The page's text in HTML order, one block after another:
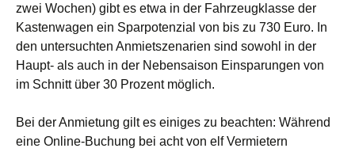
zwei Wochen) gibt es etwa in der Fahrzeugklasse der
Kastenwagen ein Sparpotenzial von bis zu 730 Euro. In
den untersuchten Anmietszenarien sind sowohl in der
Haupt- als auch in der Nebensaison Einsparungen von
im Schnitt über 30 Prozent möglich.
Bei der Anmietung gilt es einiges zu beachten: Während
eine Online-Buchung bei acht von elf Vermietern